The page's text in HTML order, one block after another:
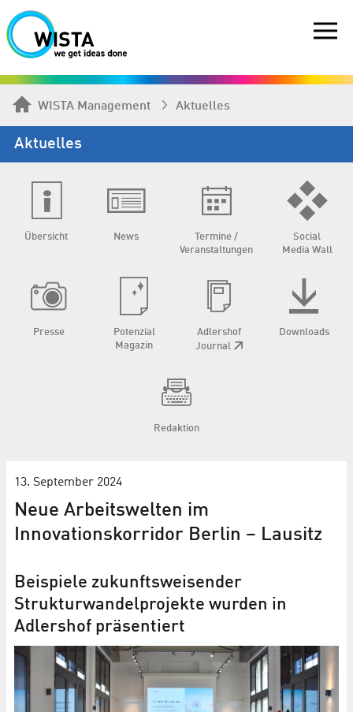
WISTA Management Aktuelles
Aktuelles
Übersicht News
Termine /
Veranstaltungen
Social
Media Wall
Presse
Potenzial
Magazin
Adlershof
Journal
Downloads
Redaktion
13. September 2024
Neue Arbeitswelten im
Innovationskorridor Berlin – Lausitz
Beispiele zukunftsweisender
Strukturwandelprojekte wurden in
Adlershof präsentiert